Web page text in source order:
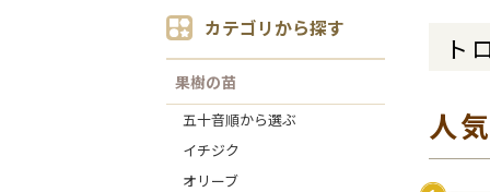
カテゴリから探す
果樹の苗
五十音順から選ぶ
イチジク
オリーブ
ト
人